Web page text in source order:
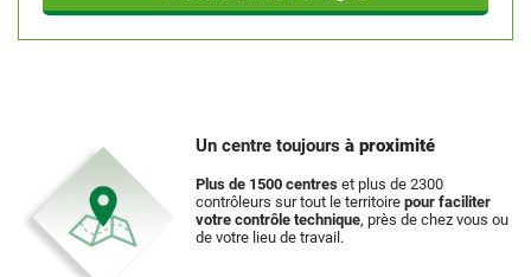
Un centre toujours à proximité
Plus de 1500 centres et plus de 2300
contrôleurs sur tout le territoire pour faciliter
votre contrôle technique, près de chez vous ou
de votre lieu de travail.